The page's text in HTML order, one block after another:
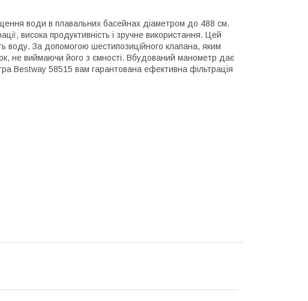
води в плавальних басейнах діаметром до 488 см.
висока продуктивність і зручне використання. Цей
воду. За допомогою шестипозиційного клапана, яким
не виймаючи його з ємності. Вбудований манометр дає
Bestway 58515 вам гарантована ефективна фільтрація